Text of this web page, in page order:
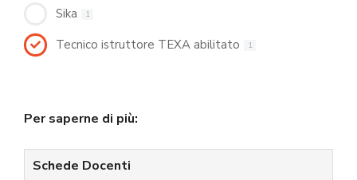
Sika 1
Tecnico istruttore TEXA abilitato 1
Per saperne di più:
Schede Docenti